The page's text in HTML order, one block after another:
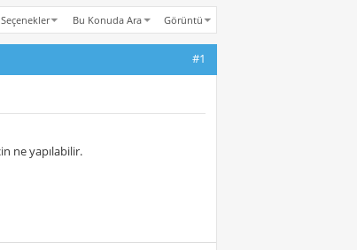
Seçenekler Bu Konuda Ara Görüntü
#1
ne yapılabilir.